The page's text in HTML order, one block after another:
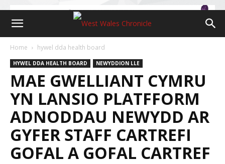
Home hywel dda health board
HYWEL DDA HEALTH BOARD NEWYDDION LLE
MAE GWELLIANT CYMRU
YN LANSIO PLATFFORM
ADNODDAU NEWYDD AR
GYFER STAFF CARTREFI
GOFAL A GOFAL CARTREF